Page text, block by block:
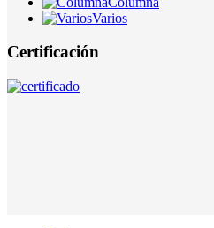
Varios
Certificación